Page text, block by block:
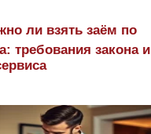
ли взять заём по
требования закона и